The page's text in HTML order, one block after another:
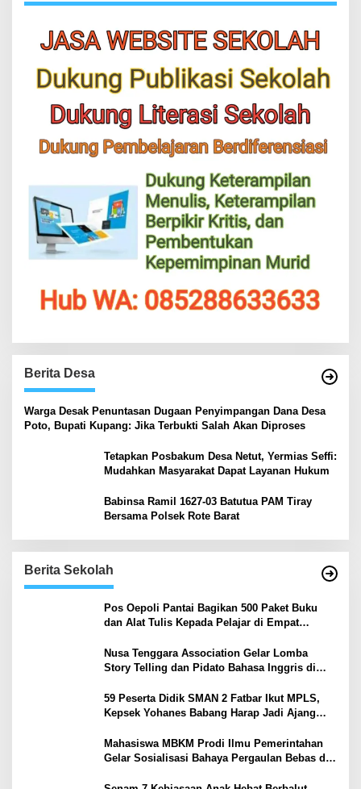
Berita Desa
‎Warga Desak Penuntasan Dugaan Penyimpangan Dana Desa
Poto, Bupati Kupang: Jika Terbukti Salah Akan Diproses
Tetapkan Posbakum Desa Netut, Yermias Seffi:
Mudahkan Masyarakat Dapat Layanan Hukum
Babinsa Ramil 1627-03 Batutua PAM Tiray
Bersama Polsek Rote Barat
Berita Sekolah
Pos Oepoli Pantai Bagikan 500 Paket Buku
dan Alat Tulis Kepada Pelajar di Empat
Nusa Tenggara Association Gelar Lomba
Story Telling dan Pidato Bahasa Inggris di
59 Peserta Didik SMAN 2 Fatbar Ikut MPLS,
Kepsek Yohanes Babang Harap Jadi Ajang
Mahasiswa MBKM Prodi Ilmu Pemerintahan
Gelar Sosialisasi Bahaya Pergaulan Bebas di